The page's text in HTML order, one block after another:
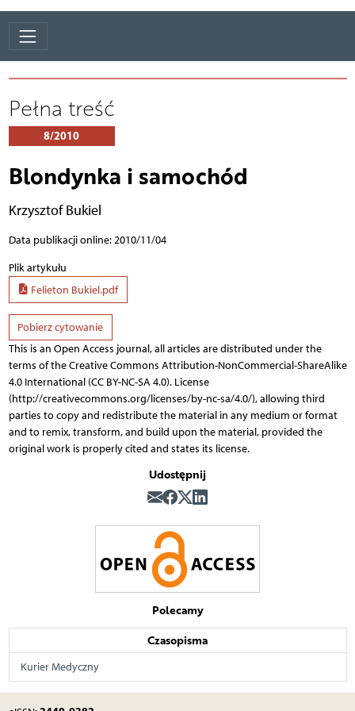
Pełna treść
8/2010
Blondynka i samochód
Krzysztof Bukiel
Data publikacji online: 2010/11/04
Plik artykułu
Felieton Bukiel.pdf
Pobierz cytowanie
This is an Open Access journal, all articles are distributed under the
terms of the Creative Commons Attribution-NonCommercial-ShareAlike
4.0 International (CC BY-NC-SA 4.0). License
(http://creativecommons.org/licenses/by-nc-sa/4.0/), allowing third
parties to copy and redistribute the material in any medium or format
and to remix, transform, and build upon the material, provided the
original work is properly cited and states its license.
Udostępnij
Polecamy
Czasopisma
Kurier Medyczny